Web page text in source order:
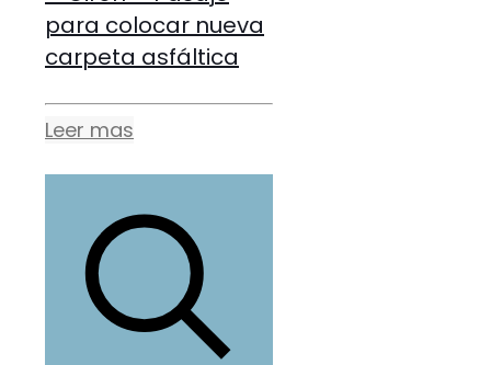
para colocar nueva
carpeta asfáltica
Leer mas